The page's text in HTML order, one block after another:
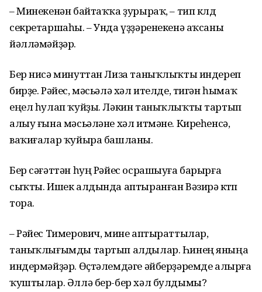
– Минекенән байтаҡҡа ҙурыраҡ, – тип көлдө
секретаршаһы. – Унда үҙҙәренекенә аҡсаны
йәлләмәйҙәр.
Бер нисә минуттан Лиза таныҡлыҡты индереп
бирҙе. Рәйес, мәсьәлә хәл ителде, тигән һымаҡ
еңел һулап ҡуйҙы. Ләкин таныҡлыҡты тартып
алыу ғына мәсьәләне хәл итмәне. Киреһенсә,
ваҡиғалар ҡуйыра башланы.
Бер сәғәттән һуң Рәйес осрашыуға барырға
сыҡты. Ишек алдында аптыранған Вәзирә көтөп
тора.
– Рәйес Тимерович, мине аптыраттылар,
таныҡлығымды тартып алдылар. Һинең яныңа
индермәйҙәр. Өҫтәлемдәге әйберҙәремде алырға
ҡуштылар. Әллә бер-бер хәл булдымы?